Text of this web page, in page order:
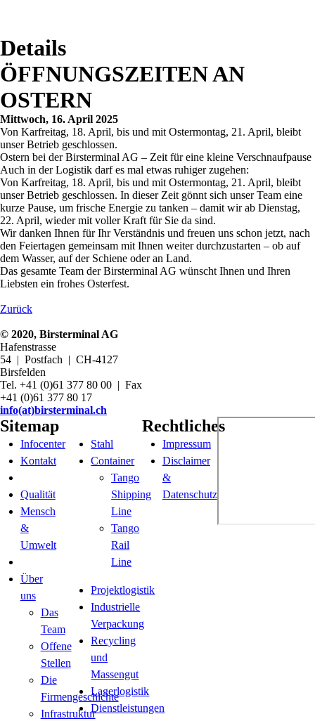
Details
ÖFFNUNGSZEITEN AN
OSTERN
Mittwoch, 16. April 2025
Von Karfreitag, 18. April, bis und mit Ostermontag, 21. April, bleibt
unser Betrieb geschlossen.
Ostern bei der Birsterminal AG – Zeit für eine kleine Verschnaufpause
Auch in der Logistik darf es mal etwas ruhiger zugehen:
Von Karfreitag, 18. April, bis und mit Ostermontag, 21. April, bleibt
unser Betrieb geschlossen. In dieser Zeit gönnt sich unser Team eine
kurze Pause, um frische Energie zu tanken – damit wir ab Dienstag,
22. April, wieder mit voller Kraft für Sie da sind.
Wir danken Ihnen für Ihr Verständnis und freuen uns schon jetzt, nach
den Feiertagen gemeinsam mit Ihnen weiter durchzustarten – ob auf
dem Wasser, auf der Schiene oder an Land.
Das gesamte Team der Birsterminal AG wünscht Ihnen und Ihren
Liebsten ein frohes Osterfest.
Zurück
© 2020, Birsterminal AG
Hafenstrasse
54 | Postfach | CH-4127
Birsfelden
Tel. +41 (0)61 377 80 00 | Fax
+41 (0)61 377 80 17
info(at)birsterminal.ch
Sitemap
Infocenter
Kontakt
Qualität
Mensch
&
Umwelt
Über
uns
Das
Team
Offene
Stellen
Die
Firmengeschichte
Infrastruktur
Stahl
Container
Tango
Shipping
Line
Tango
Rail
Line
Projektlogistik
Industrielle
Verpackung
Recycling
und
Massengut
Lagerlogistik
Dienstleistungen
Rechtliches
Impressum
Disclaimer
&
Datenschutz